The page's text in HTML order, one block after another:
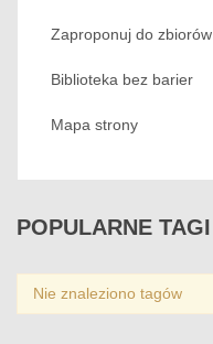
Zaproponuj do zbiorów
Biblioteka bez barier
Mapa strony
POPULARNE TAGI
Nie znaleziono tagów